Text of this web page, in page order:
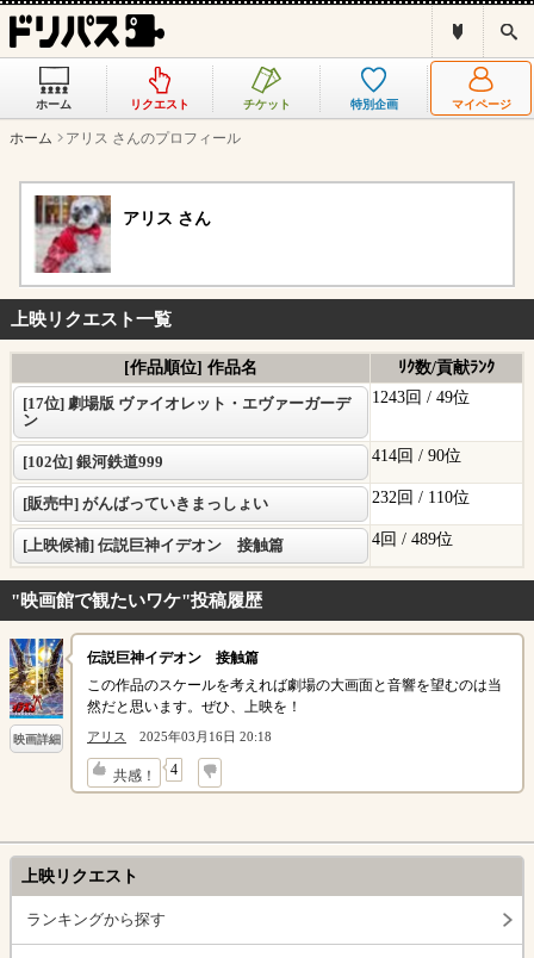
リ
ス
と
索
ホーム リクエスト チケット 特別企画 マイページ
ホーム アリス さんのプロフィール
アリス さん
上映リクエスト一覧
[作品順位] 作品名
ﾘｸ数/貢献ﾗﾝｸ
[17位] 劇場版 ヴァイオレット・エヴァーガーデ
ン
1243回 / 49位
[102位] 銀河鉄道999 414回 / 90位
[販売中] がんばっていきまっしょい 232回 / 110位
[上映候補] 伝説巨神イデオン 接触篇 4回 / 489位
"映画館で観たいワケ"投稿履歴
映画詳細
伝説巨神イデオン 接触篇
この作品のスケールを考えれば劇場の大画面と音響を望むのは当
然だと思います。ぜひ、上映を！
アリス 2025年03月16日 20:18
共感！ 4
↓
上映リクエスト
ランキングから探す